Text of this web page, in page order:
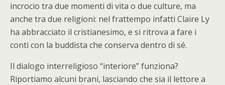
incrocio tra due momenti di vita o due culture, ma
anche tra due religioni: nel frattempo infatti Claire Ly
ha abbracciato il cristianesimo, e si ritrova a fare i
conti con la buddista che conserva dentro di sé.
Il dialogo interreligioso “interiore” funziona?
Riportiamo alcuni brani, lasciando che sia il lettore a